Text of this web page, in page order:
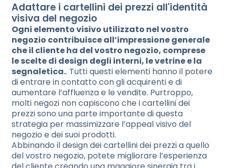
Adattare i cartellini dei prezzi all'identità
visiva del negozio
Ogni elemento visivo utilizzato nel vostro
negozio contribuisce all’impressione generale
che il cliente ha del vostro negozio, comprese
le scelte di design degli interni, le vetrine e la
segnaletica.. Tutti questi elementi hanno il potere
di entrare in contatto con gli acquirenti e di
aumentare l’affluenza e le vendite. Purtroppo,
molti negozi non capiscono che i cartellini dei
prezzi sono una parte importante di questa
strategia per massimizzare l’appeal visivo del
negozio e dei suoi prodotti.
Abbinando il design dei cartellini dei prezzi a quello
del vostro negozio, potete migliorare l’esperienza